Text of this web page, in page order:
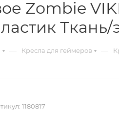
Zombie
Ткань/
— Кресла для геймеров —
1180817